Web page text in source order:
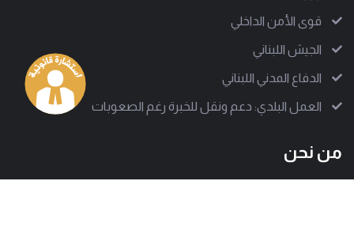
قوى الأمن الداخلي
الجيش اللبناني
الدفاع المدني اللبناني
العمل البلدي: دعم ونقل للخبرة رغم الصعوبات
من نحن